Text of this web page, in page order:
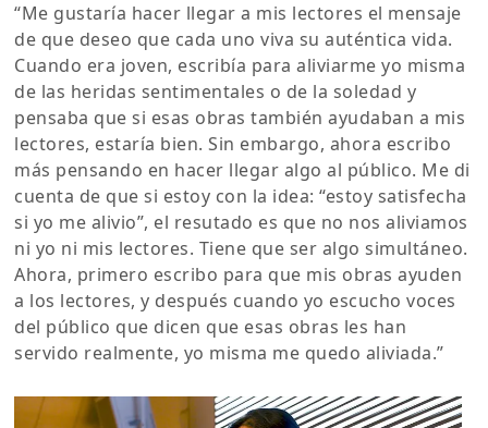
“Me gustaría hacer llegar a mis lectores el mensaje
de que deseo que cada uno viva su auténtica vida.
Cuando era joven, escribía para aliviarme yo misma
de las heridas sentimentales o de la soledad y
pensaba que si esas obras también ayudaban a mis
lectores, estaría bien. Sin embargo, ahora escribo
más pensando en hacer llegar algo al público. Me di
cuenta de que si estoy con la idea: “estoy satisfecha
si yo me alivio”, el resutado es que no nos aliviamos
ni yo ni mis lectores. Tiene que ser algo simultáneo.
Ahora, primero escribo para que mis obras ayuden
a los lectores, y después cuando yo escucho voces
del público que dicen que esas obras les han
servido realmente, yo misma me quedo aliviada.”